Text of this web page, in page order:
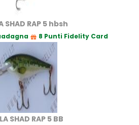
SHAD RAP 5 hbsh
8 Punti Fidelity Card
SHAD RAP 5 BB